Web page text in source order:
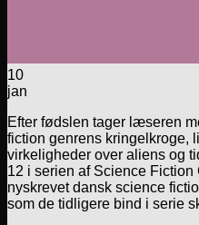
10
jan
Efter fødslen tager læseren
fiction genrens kringelkroge,
virkeligheder over aliens og
12 i serien af Science
nyskrevet dansk science
som de tidligere bind i serie